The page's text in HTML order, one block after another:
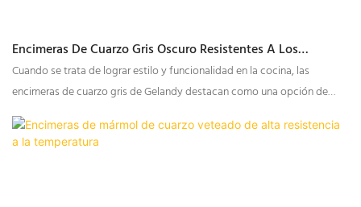
Encimeras De Cuarzo Gris Oscuro Resistentes A Los
Arañazos Para Cocina
Cuando se trata de lograr estilo y funcionalidad en la cocina, las
encimeras de cuarzo gris de Gelandy destacan como una opción de
primera calidad. Reconocida por su durabilidad, estética elegante y
versatilidad, la serie de cuarzo gris de Gelandy incluye diversos patrones